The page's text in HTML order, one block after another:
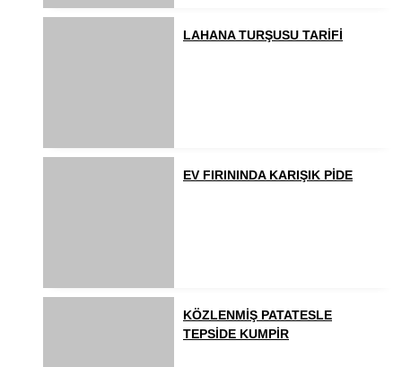
LAHANA TURŞUSU TARİFİ
EV FIRININDA KARIŞIK PİDE
KÖZLENMİŞ PATATESLE
TEPSİDE KUMPİR